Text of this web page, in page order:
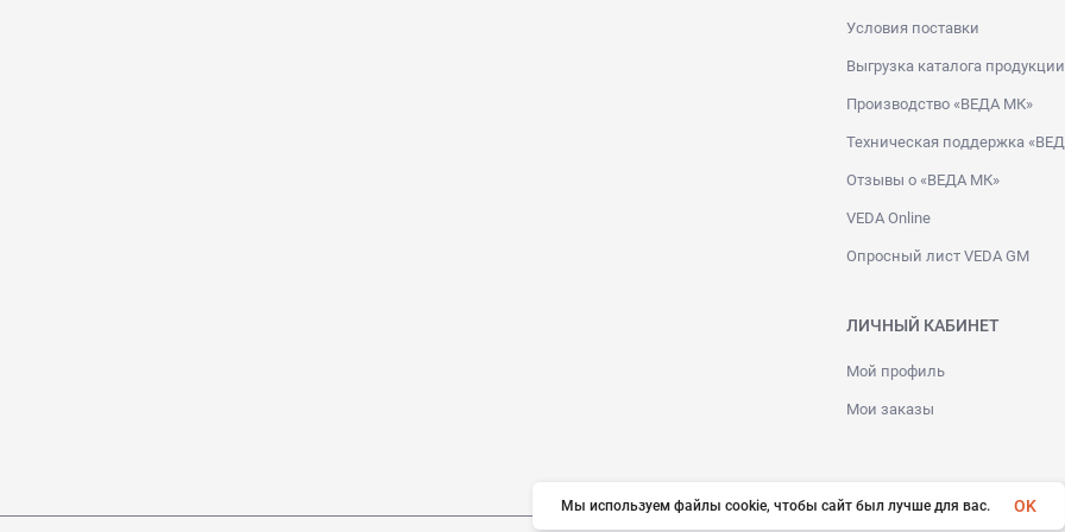
Условия поставки
Выгрузка каталога продукции
Производство «ВЕДА МК»
Техническая поддержка
Отзывы о «ВЕДА МК»
VEDA Online
Опросный лист VEDA GM
ЛИЧНЫЙ КАБИНЕТ
Мой профиль
Мои заказы
Мы используем файлы cookie, чтобы сайт был лучше для вас. OK